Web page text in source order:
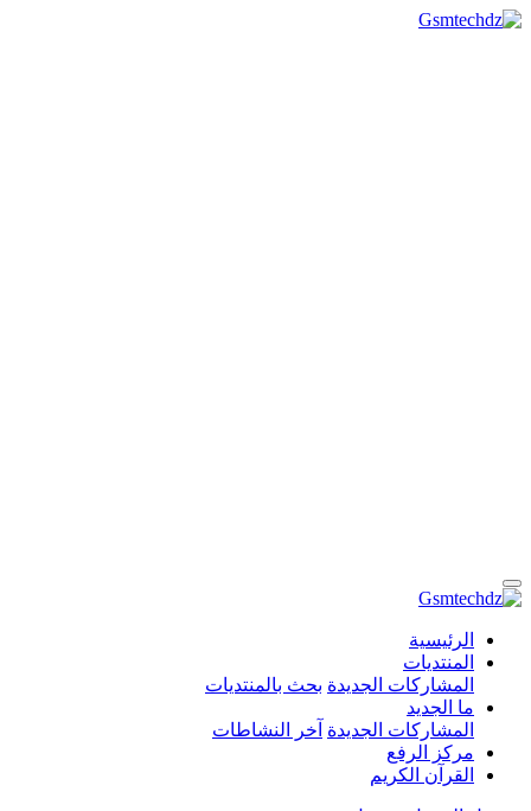
الرئيسية
المنتديات
المشاركات الجديدة بحث بالمنتديات
ما الجديد
المشاركات الجديدة آخر النشاطات
مركز الرفع
القرآن الكريم